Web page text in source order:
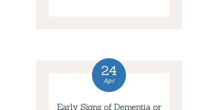
24
Apr
Early Signs of Dementia or